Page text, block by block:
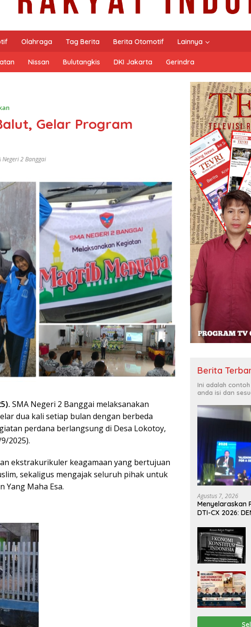
Olahraga Tag Berita Berita Otomotif Lainnya
Nissan Bulutangkis DKI Jakarta Gerindra
Gelar Program
Negeri 2 Banggai
SMA Negeri 2 Banggai melaksanakan
dua kali setiap bulan dengan berbeda
perdana berlangsung di Desa Lokotoy,
2025).
ekstrakurikuler keagamaan yang bertujuan
sekaligus mengajak seluruh pihak untuk
Yang Maha Esa.
Berita
Ini adalah
anda isi dan
Agustus 7, 2026
Menyelaraskan
DTI-CX 2026:
Digital yang